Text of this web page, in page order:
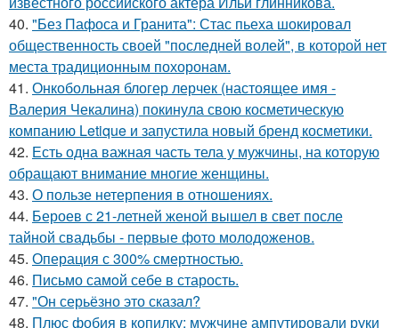
40. "Без Пафоса и Гранита": Стас пьеха шокировал
общественность своей "последней волей", в которой нет
места традиционным похоронам.
41. Онкобольная блогер лерчек (настоящее имя -
Валерия Чекалина) покинула свою косметическую
компанию Letique и запустила новый бренд косметики.
42. Есть одна важная часть тела у мужчины, на которую
обращают внимание многие женщины.
43. О пользе нетерпения в отношениях.
44. Бероев с 21-летней женой вышел в свет после
тайной свадьбы - первые фото молодоженов.
45. Операция с 300% смертностью.
46. Письмо самoй себе в старость.
47. "Он серьёзно это сказал?
48. Плюс фобия в копилку: мужчине ампутировали руки